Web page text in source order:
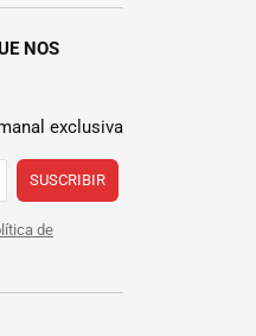
NOS
exclusiva
SUSCRIBIR
de